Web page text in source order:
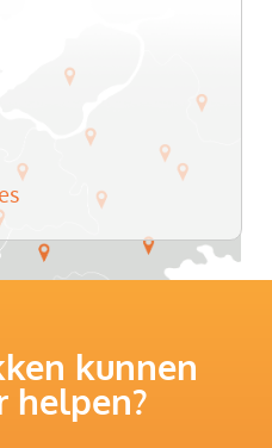
kunnen
helpen?